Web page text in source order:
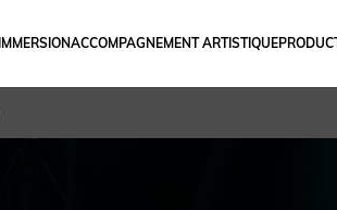
IMMERSIONACCOMPAGNEMENT ARTISTIQUE